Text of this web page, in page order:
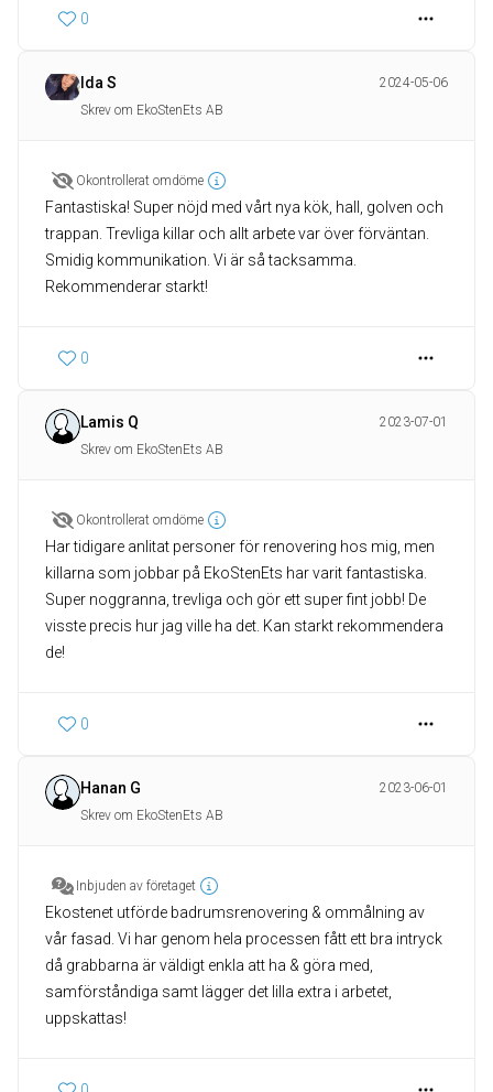
0
Ida S
2024-05-06
Skrev om EkoStenEts AB
Okontrollerat omdöme
Fantastiska! Super nöjd med vårt nya kök, hall, golven och
trappan. Trevliga killar och allt arbete var över förväntan.
Smidig kommunikation. Vi är så tacksamma.
Rekommenderar starkt!
0
Lamis Q
2023-07-01
Skrev om EkoStenEts AB
Okontrollerat omdöme
Har tidigare anlitat personer för renovering hos mig, men
killarna som jobbar på EkoStenEts har varit fantastiska.
Super noggranna, trevliga och gör ett super fint jobb! De
visste precis hur jag ville ha det. Kan starkt rekommendera
de!
0
Hanan G
2023-06-01
Skrev om EkoStenEts AB
Inbjuden av företaget
Ekostenet utförde badrumsrenovering & ommålning av
vår fasad. Vi har genom hela processen fått ett bra intryck
då grabbarna är väldigt enkla att ha & göra med,
samförståndiga samt lägger det lilla extra i arbetet,
uppskattas!